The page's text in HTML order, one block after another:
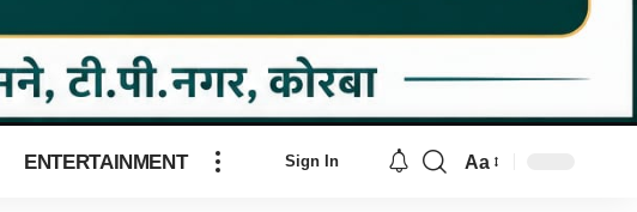
ENTERTAINMENT Sign In Aa